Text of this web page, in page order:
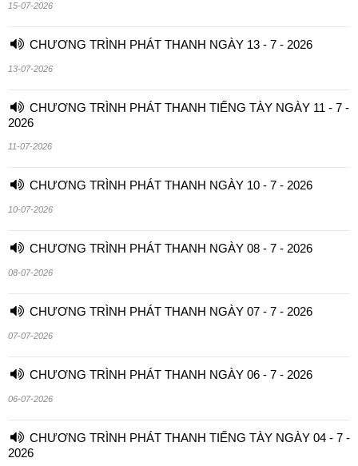
15-07-2026
CHƯƠNG TRÌNH PHÁT THANH NGÀY 13 - 7 - 2026
13-07-2026
CHƯƠNG TRÌNH PHÁT THANH TIẾNG TÀY NGÀY 11 - 7 -
2026
11-07-2026
CHƯƠNG TRÌNH PHÁT THANH NGÀY 10 - 7 - 2026
10-07-2026
CHƯƠNG TRÌNH PHÁT THANH NGÀY 08 - 7 - 2026
08-07-2026
CHƯƠNG TRÌNH PHÁT THANH NGÀY 07 - 7 - 2026
07-07-2026
CHƯƠNG TRÌNH PHÁT THANH NGÀY 06 - 7 - 2026
06-07-2026
CHƯƠNG TRÌNH PHÁT THANH TIẾNG TÀY NGÀY 04 - 7 -
2026